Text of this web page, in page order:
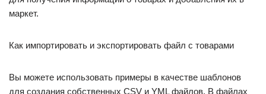
маркет.
Как импортировать и экспортировать файл с товарами
Вы можете использовать примеры в качестве шаблонов
для создания собственных CSV и YML файлов. В файлах